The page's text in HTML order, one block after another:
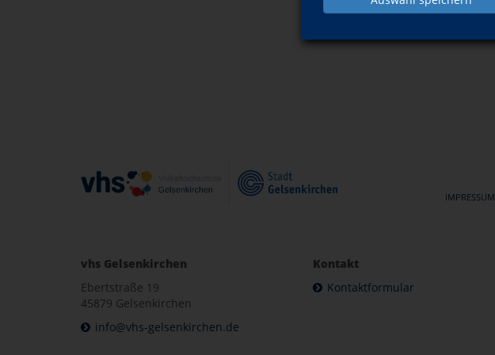
IMPRESSUM
vhs Gelsenkirchen
Ebertstraße 19
45879 Gelsenkirchen
info@vhs-gelsenkirchen.de
Kontakt
Kontaktformular